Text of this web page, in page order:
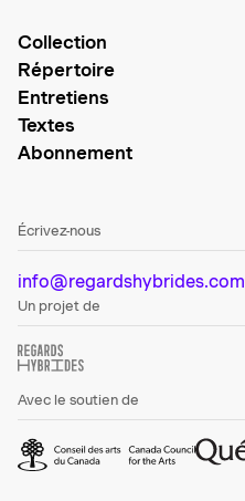
Collection
Répertoire
Entretiens
Textes
Abonnement
Écrivez-nous
info@regardshybrides.com
Un projet de
Avec le soutien de